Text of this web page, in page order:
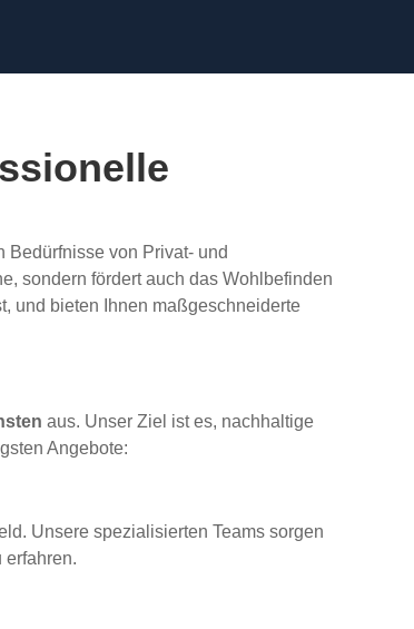
von Privat- und
sondern fördert auch das Wohlbefinden
und bieten Ihnen maßgeschneiderte
aus. Unser Ziel ist es, nachhaltige
Angebote:
Unsere spezialisierten Teams sorgen
erfahren.